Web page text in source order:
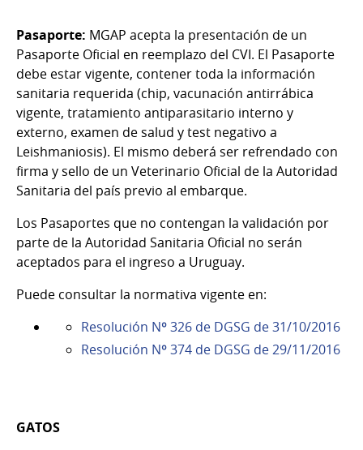
Pasaporte: MGAP acepta la presentación de un
Pasaporte Oficial en reemplazo del CVI. El Pasaporte
debe estar vigente, contener toda la información
sanitaria requerida (chip, vacunación antirrábica
vigente, tratamiento antiparasitario interno y
externo, examen de salud y test negativo a
Leishmaniosis). El mismo deberá ser refrendado con
firma y sello de un Veterinario Oficial de la Autoridad
Sanitaria del país previo al embarque.
Los Pasaportes que no contengan la validación por
parte de la Autoridad Sanitaria Oficial no serán
aceptados para el ingreso a Uruguay.
Puede consultar la normativa vigente en:
Resolución Nº 326 de DGSG de 31/10/2016
Resolución Nº 374 de DGSG de 29/11/2016
GATOS